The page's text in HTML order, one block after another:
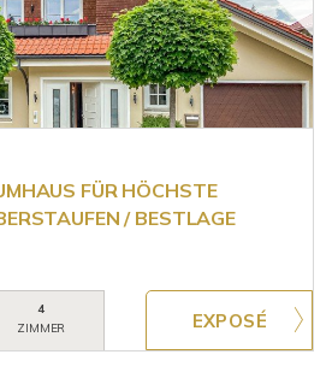
FÜR HÖCHSTE
/ BESTLAGE
4
ZIMMER